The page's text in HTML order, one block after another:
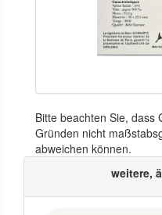
Bitte beachten Sie, dass
Gründen nicht
abweichen können.
weitere,